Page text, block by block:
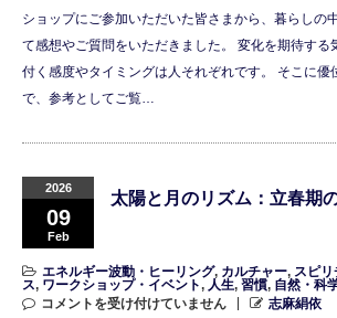
ショップにご参加いただいた皆さまから、暮らしの
て感想やご質問をいただきました。 変化を期待する
付く感度やタイミングは人それぞれです。 そこに優
で、参考としてご覧…
2026
09
Feb
太陽と月のリズム：立春期
エネルギー波動・ヒーリング, カルチャー, スピ
ス, ワークショップ・イベント, 人生, 習慣, 自然・科
コメントを受け付けていません
志麻絹依